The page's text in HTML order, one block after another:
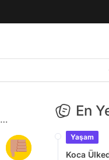
En
Yaşam
Koca